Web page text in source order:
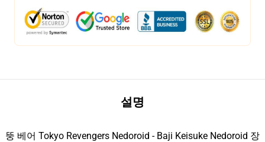
설명
뚱 베어 Tokyo Revengers Nedoroid - Baji Keisuke Nedoroid 장